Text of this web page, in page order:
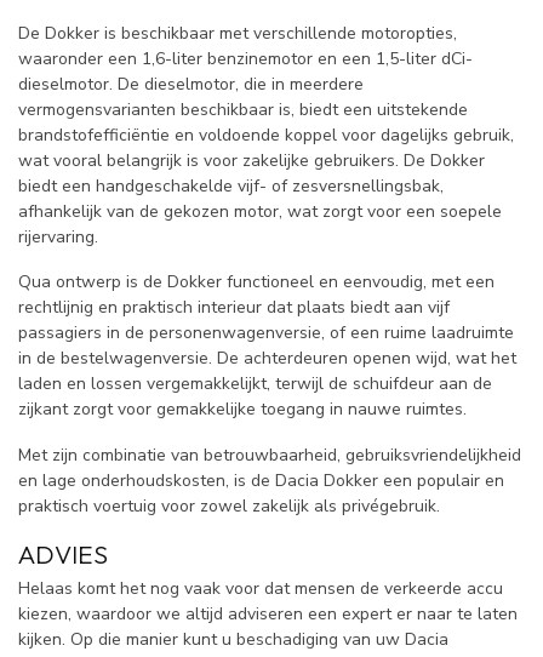
De Dokker is beschikbaar met verschillende motoropties,
waaronder een 1,6-liter benzinemotor en een 1,5-liter dCi-
dieselmotor. De dieselmotor, die in meerdere
vermogensvarianten beschikbaar is, biedt een uitstekende
brandstofefficiëntie en voldoende koppel voor dagelijks gebruik,
wat vooral belangrijk is voor zakelijke gebruikers. De Dokker
biedt een handgeschakelde vijf- of zesversnellingsbak,
afhankelijk van de gekozen motor, wat zorgt voor een soepele
rijervaring.
Qua ontwerp is de Dokker functioneel en eenvoudig, met een
rechtlijnig en praktisch interieur dat plaats biedt aan vijf
passagiers in de personenwagenversie, of een ruime laadruimte
in de bestelwagenversie. De achterdeuren openen wijd, wat het
laden en lossen vergemakkelijkt, terwijl de schuifdeur aan de
zijkant zorgt voor gemakkelijke toegang in nauwe ruimtes.
Met zijn combinatie van betrouwbaarheid, gebruiksvriendelijkheid
en lage onderhoudskosten, is de Dacia Dokker een populair en
praktisch voertuig voor zowel zakelijk als privégebruik.
ADVIES
Helaas komt het nog vaak voor dat mensen de verkeerde accu
kiezen, waardoor we altijd adviseren een expert er naar te laten
kijken. Op die manier kunt u beschadiging van uw Dacia